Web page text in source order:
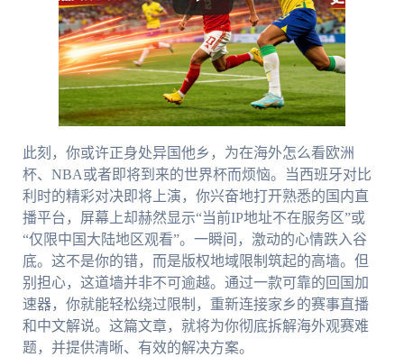
此刻，你或许正身处异国他乡，为在海外怎么看欧洲
杯、NBA或者即将到来的世界杯而烦恼。当西班牙对比
利时的精彩对决即将上演，你兴奋地打开熟悉的国内直
播平台，屏幕上却赫然显示“当前IP地址不在服务区”或
“仅限中国大陆地区观看”。一瞬间，激动的心情跌入谷
底。这不是你的错，而是版权地域限制筑起的高墙。但
别担心，这道墙并非不可逾越。通过一款可靠的回国加
速器，你就能轻松绕过限制，重新连接家乡的赛事直播
和中文解说。这篇文章，就将为你彻底拆解海外观赛难
题，并提供清晰、有效的解决方案。